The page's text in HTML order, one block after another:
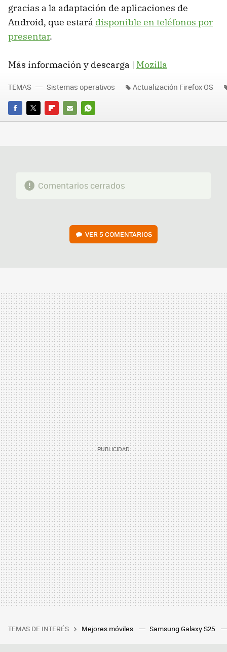
gracias a la adaptación de aplicaciones de
Android, que estará disponible en teléfonos por
presentar.
Más información y descarga | Mozilla
FACEBOOK
TWITTERFLIPBOARD
E-
WHATSAPP
TEMAS Sistemas operativos Actualización Firefox OS
Comentarios cerrados
VER 5 COMENTARIOS
TEMAS DE INTERÉS Mejores móviles Samsung Galaxy S25